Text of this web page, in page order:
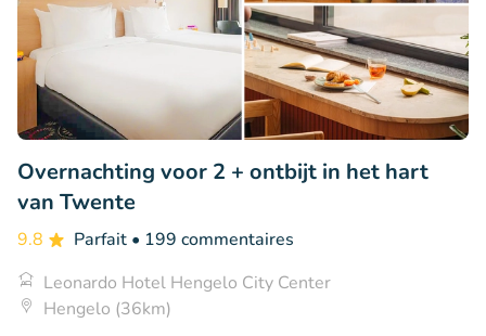
Overnachting voor 2 + ontbijt in het hart
van Twente
9.8 Parfait • 199 commentaires
Leonardo Hotel Hengelo City Center
Hengelo (36km)